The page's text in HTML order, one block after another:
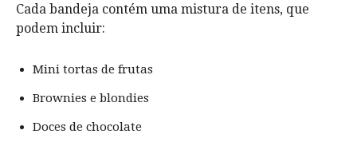
Cada bandeja contém uma mistura de itens, que
podem incluir:
Mini tortas de frutas
Brownies e blondies
Doces de chocolate